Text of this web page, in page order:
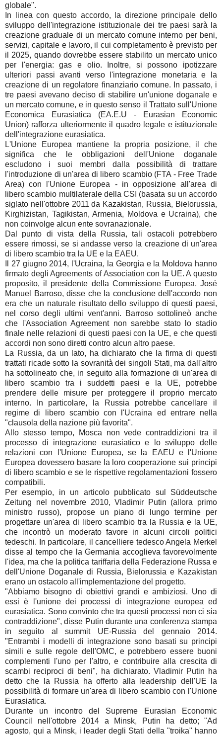
globale".
In linea con questo accordo, la direzione principale dello
sviluppo dell'integrazione istituzionale dei tre paesi sarà la
creazione graduale di un mercato comune interno per beni,
servizi, capitale e lavoro, il cui completamento è previsto per
il 2025, quando dovrebbe essere stabilito un mercato unico
per l'energia: gas e olio. Inoltre, si possono ipotizzare
ulteriori passi avanti verso l'integrazione monetaria e la
creazione di un regolatore finanziario comune. In passato, i
tre paesi avevano deciso di stabilire un'unione doganale e
un mercato comune, e in questo senso il Trattato sull'Unione
Economica Eurasiatica (EA.E.U - Eurasian Economic
Union) rafforza ulteriormente il quadro legale e istituzionale
dell'integrazione eurasiatica.
L'Unione Europea mantiene la propria posizione, il che
significa che le obbligazioni dell'Unione doganale
escludono i suoi membri dalla possibilità di trattare
l'introduzione di un'area di libero scambio (FTA - Free Trade
Area) con l'Unione Europea - in opposizione all'area di
libero scambio multilaterale della CSI (basata su un accordo
siglato nell'ottobre 2011 da Kazakistan, Russia, Bielorussia,
Kirghizistan, Tagikistan, Armenia, Moldova e Ucraina), che
non coinvolge alcun ente sovranazionale.
Dal punto di vista della Russia, tali ostacoli potrebbero
essere rimossi, se si andasse verso la creazione di un'area
di libero scambio tra la UE e la EAEU.
Il 27 giugno 2014, l'Ucraina, la Georgia e la Moldova hanno
firmato degli Agreements of Association con la UE. A questo
proposito, il presidente della Commissione Europea, José
Manuel Barroso, disse che la conclusione dell'accordo non
era che un naturale risultato dello sviluppo di questi paesi,
nel corso degli ultimi vent'anni. Barroso sottolineò anche
che l'Association Agreement non sarebbe stato lo stadio
finale nelle relazioni di questi paesi con la UE, e che questi
accordi non sono diretti contro alcun altro paese.
La Russia, da un lato, ha dichiarato che la firma di questi
trattati ricade sotto la sovranità dei singoli Stati, ma dall'altro
ha sottolineato che, in seguito alla formazione di un'area di
libero scambio tra i suddetti paesi e la UE, potrebbe
prendere delle misure per proteggere il proprio mercato
interno. In particolare, la Russia potrebbe cancellare il
regime di libero scambio con l'Ucraina ed entrare nella
"clausola della nazione più favorita".
Allo stesso tempo, Mosca non vede contraddizioni tra il
processo di integrazione eurasiatico e lo sviluppo delle
relazioni con l'Unione Europea, se la EAEU e l'Unione
Europea dovessero basare la loro cooperazione sui principi
di libero scambio e se le rispettive regolamentazioni fossero
compatibili.
Per esempio, in un articolo pubblicato sul Süddeutsche
Zeitung nel novembre 2010, Vladimir Putin (allora primo
ministro russo), propose un piano di lungo termine per
progettare un'area di libero scambio tra la Russia e la UE,
che incontrò un moderato favore in alcuni circoli politici
tedeschi. In particolare, il cancelliere tedesco Angela Merkel
disse al tempo che la Germania accoglieva favorevolmente
l'idea, ma che la politica tariffaria della Federazione Russa e
dell'Unione Doganale di Russia, Bielorussia e Kazakistan
erano un ostacolo all'implementazione del progetto.
"Abbiamo bisogno di obiettivi grandi e ambiziosi. Uno di
essi è l'unione dei processi di integrazione europea ed
eurasiatica. Sono convinto che tra questi processi non ci sia
contraddizione", disse Putin durante una conferenza stampa
in seguito al summit UE-Russia del gennaio 2014.
"Entrambi i modelli di integrazione sono basati su principi
simili e sulle regole dell'OMC, e potrebbero essere buoni
complementi l'uno per l'altro, e contribuire alla crescita di
scambi reciproci di beni", ha dichiarato. Vladimir Putin ha
detto che la Russia ha offerto alla leadership dell'UE la
possibilità di formare un'area di libero scambio con l'Unione
Eurasiatica.
Durante un incontro del Supreme Eurasian Economic
Council nell'ottobre 2014 a Minsk, Putin ha detto; "Ad
agosto, qui a Minsk, i leader degli Stati della "troika" hanno